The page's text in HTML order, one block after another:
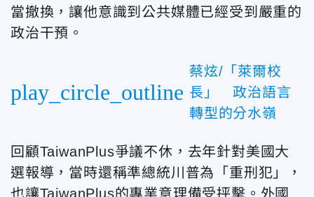
當撤換，讓他意識到公共媒體已經受到嚴重的
政治干預。
play_circle_outline
蔡炫/「萊爾校
長」 政治語言
轉型的分水嶺
回顧TaiwanPlus爭議不休，去年針對美國大
選報導，當時還稱準總統川普為「重刑犯」，
也讓TaiwanPlus的專業意理備受抨擊。外國